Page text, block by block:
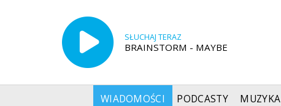
SŁUCHAJ TERAZ
BRAINSTORM - MAYBE
WIADOMOŚCI PODCASTY MUZYKA